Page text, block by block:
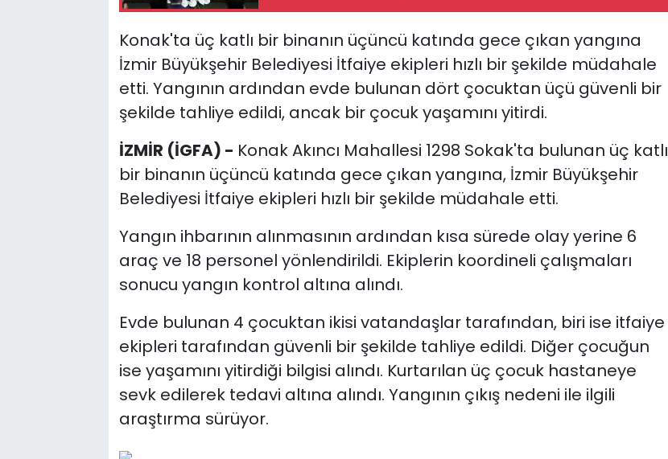
Konak'ta üç katlı bir binanın üçüncü katında gece çıkan yangına
İzmir Büyükşehir Belediyesi İtfaiye ekipleri hızlı bir şekilde müdahale
etti. Yangının ardından evde bulunan dört çocuktan üçü güvenli bir
şekilde tahliye edildi, ancak bir çocuk yaşamını yitirdi.
İZMİR (İGFA) - Konak Akıncı Mahallesi 1298 Sokak'ta bulunan üç katlı
bir binanın üçüncü katında gece çıkan yangına, İzmir Büyükşehir
Belediyesi İtfaiye ekipleri hızlı bir şekilde müdahale etti.
Yangın ihbarının alınmasının ardından kısa sürede olay yerine 6
araç ve 18 personel yönlendirildi. Ekiplerin koordineli çalışmaları
sonucu yangın kontrol altına alındı.
Evde bulunan 4 çocuktan ikisi vatandaşlar tarafından, biri ise itfaiye
ekipleri tarafından güvenli bir şekilde tahliye edildi. Diğer çocuğun
ise yaşamını yitirdiği bilgisi alındı. Kurtarılan üç çocuk hastaneye
sevk edilerek tedavi altına alındı. Yangının çıkış nedeni ile ilgili
araştırma sürüyor.